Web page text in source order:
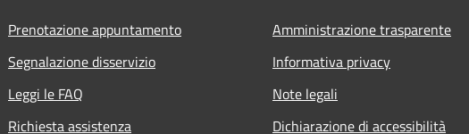
Prenotazione appuntamento
Segnalazione disservizio
Leggi le FAQ
Richiesta assistenza
Amministrazione trasparente
Informativa privacy
Note legali
Dichiarazione di accessibilità